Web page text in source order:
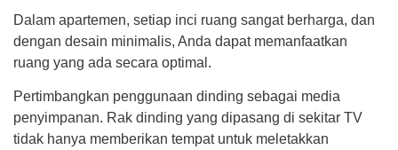
Dalam apartemen, setiap inci ruang sangat berharga, dan
dengan desain minimalis, Anda dapat memanfaatkan
ruang yang ada secara optimal.
Pertimbangkan penggunaan dinding sebagai media
penyimpanan. Rak dinding yang dipasang di sekitar TV
tidak hanya memberikan tempat untuk meletakkan